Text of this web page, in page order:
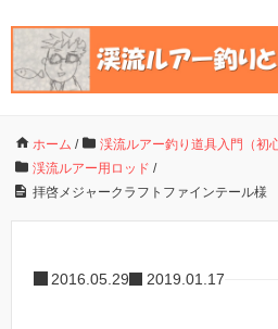
ホーム / 渓流ルアー釣り道具入門（初
渓流ルアー用ロッド /
拝啓メジャークラフトファインテール様
2016.05.29 2019.01.17